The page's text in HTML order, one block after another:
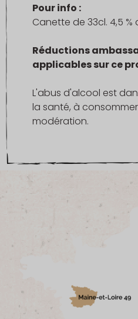
Pour info :
Canette de 33cl. 4,5 %
Réductions
applicables sur ce
L'abus d'alcool est
la santé, à
modération.